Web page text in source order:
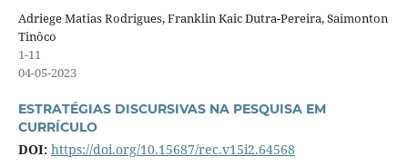
Adriege Matias Rodrigues, Franklin Kaic Dutra-Pereira, Saimonton
Tinôco
1-11
04-05-2023
ESTRATÉGIAS DISCURSIVAS NA PESQUISA EM
CURRÍCULO
DOI: https://doi.org/10.15687/rec.v15i2.64568